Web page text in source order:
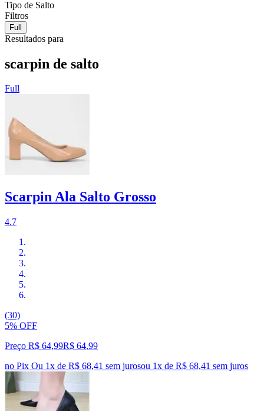
Tipo de Salto
Filtros
Full
Resultados para
scarpin de salto
Full
Scarpin Ala Salto Grosso
4.7
(30)
5% OFF
Preço R$ 64,99R$ 64,99
no Pix Ou 1x de R$ 68,41 sem jurosou 1x de R$ 68,41 sem juros